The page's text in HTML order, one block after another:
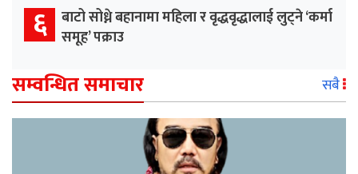
६ बाटो सोध्ने बहानामा महिला र वृद्धवृद्धालाई लुट्ने ‘कर्मा
समूह’ पक्राउ
सम्वन्धित समाचार सबै